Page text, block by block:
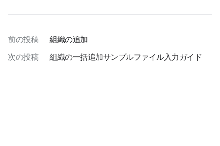
前の投稿
組織の追加
次の投稿
組織の一括追加サンプルファイル入力ガイド